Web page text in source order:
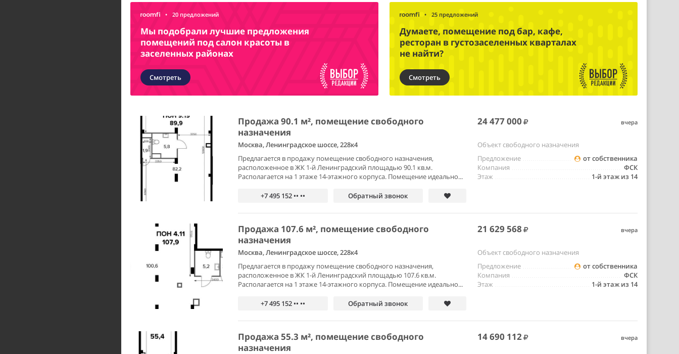
• 20 предложений
Мы подобрали лучшие предложения
помещений под салон красоты в
заселенных районах
Смотреть
• 25 предложений
Думаете, помещение под бар, кафе,
ресторан в густозаселенных кварталах
не найти?
Смотреть
Продажа 90.1 м², помещение свободного
назначения
24 477 000 вчера
Москва, Ленинградское шоссе, 228к4
Объект свободного назначения
Предлагается в продажу помещение свободного назначения,
расположенное в ЖК 1-й Ленинградский площадью 90.1 кв.м.
Располагается на 1 этаже 14-этажного корпуса. Помещение идеально...
от собственника
Предложение
ФСК
Компания
1-й этаж из 14
Этаж
+7 495 152 •• •• Обратный звонок
Продажа 107.6 м², помещение свободного
назначения
21 629 568 вчера
Москва, Ленинградское шоссе, 228к4
Объект свободного назначения
Предлагается в продажу помещение свободного назначения,
расположенное в ЖК 1-й Ленинградский площадью 107.6 кв.м.
Располагается на 1 этаже 14-этажного корпуса. Помещение идеально...
от собственника
Предложение
ФСК
Компания
1-й этаж из 14
Этаж
+7 495 152 •• •• Обратный звонок
Продажа 55.3 м², помещение свободного
назначения
14 690 112 вчера